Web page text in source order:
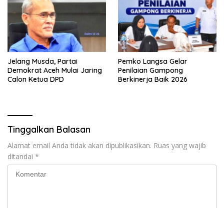
Jelang Musda, Partai
Demokrat Aceh Mulai Jaring
Calon Ketua DPD
Pemko Langsa Gelar
Penilaian Gampong
Berkinerja Baik 2026
Tinggalkan Balasan
Alamat email Anda tidak akan dipublikasikan. Ruas yang wajib
ditandai *